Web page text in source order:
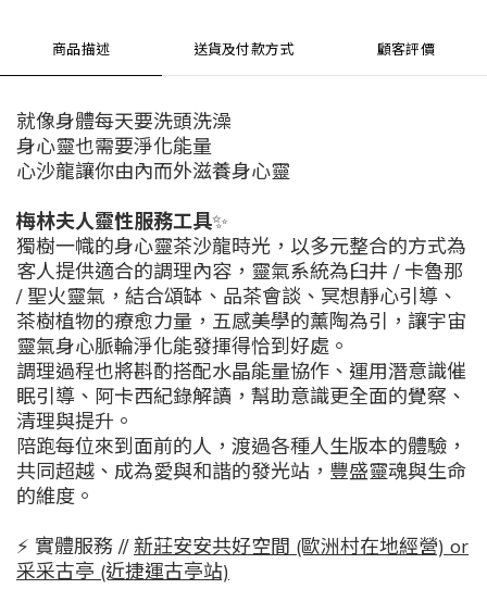
商品描述 送貨及付款方式 顧客評價
就像身體每天要洗頭洗澡
身心靈也需要淨化能量
心沙龍讓你由內而外滋養身心靈
梅林夫人靈性服務工具✨
獨樹一幟的身心靈茶沙龍時光，以多元整合的方式為
客人提供適合的調理內容，靈氣系統為臼井 / 卡魯那
/ 聖火靈氣，結合頌缽、品茶會談、冥想靜心引導、
茶樹植物的療愈力量，五感美學的薰陶為引，讓宇宙
靈氣身心脈輪淨化能發揮得恰到好處。
調理過程也將斟酌搭配水晶能量協作、運用潛意識催
眠引導、阿卡西紀錄解讀，幫助意識更全面的覺察、
清理與提升。
陪跑每位來到面前的人，渡過各種人生版本的體驗，
共同超越、成為愛與和諧的發光站，豐盛靈魂與生命
的維度。
⚡️ 實體服務 //新莊安安共好空間 (歐洲村在地經營) or
采采古亭 (近捷運古亭站)